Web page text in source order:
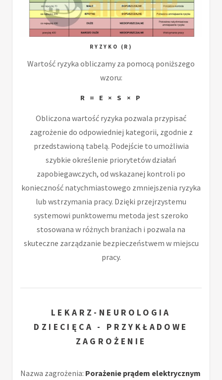
RYZYKO (R)
Wartość ryzyka obliczamy za pomocą poniższego
wzoru:
R = E × S × P
Obliczona wartość ryzyka pozwala przypisać
zagrożenie do odpowiedniej kategorii, zgodnie z
przedstawioną tabelą. Podejście to umożliwia
szybkie określenie priorytetów działań
zapobiegawczych, od wskazanej kontroli po
konieczność natychmiastowego zmniejszenia ryzyka
lub wstrzymania pracy. Dzięki przejrzystemu
systemowi punktowemu metoda jest szeroko
stosowana w różnych branżach i pozwala na
skuteczne zarządzanie bezpieczeństwem w miejscu
pracy.
LEKARZ-NEUROLOGIA
DZIECIĘCA - PRZYKŁADOWE
ZAGROŻENIE
Nazwa zagrożenia: Porażenie prądem elektrycznym